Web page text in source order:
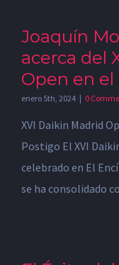
Joaquín
acerca del
Open en
enero 5th, 2024 | 0
XVI Daikin Madrid
Postigo El XVI
celebrado en El
se ha consolidado